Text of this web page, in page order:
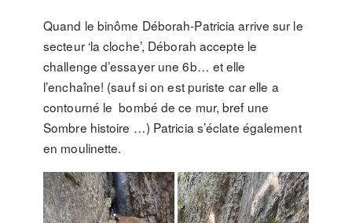
Quand le binôme Déborah-Patricia arrive sur le
secteur ‘la cloche’, Déborah accepte le
challenge d’essayer une 6b… et elle
l’enchaîne! (sauf si on est puriste car elle a
contourné le bombé de ce mur, bref une
Sombre histoire …) Patricia s’éclate également
en moulinette.